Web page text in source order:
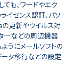
も、ワードやエク
イセンス認証、パソ
更新やウイルス対
ーなどの周辺機器
うにメールソフトの
ータ移行などの設定